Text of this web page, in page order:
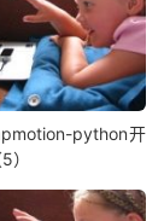
python开
）